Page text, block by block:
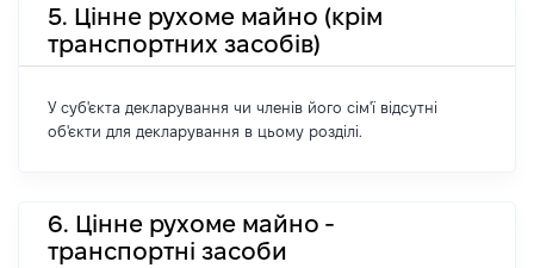
5. Цінне рухоме майно (крім
транспортних засобів)
У суб'єкта декларування чи членів його сім'ї відсутні
об'єкти для декларування в цьому розділі.
6. Цінне рухоме майно -
транспортні засоби